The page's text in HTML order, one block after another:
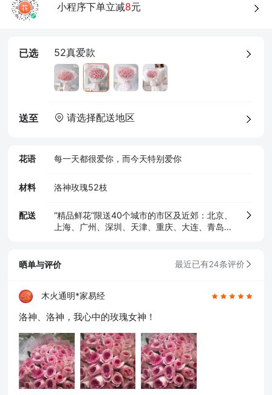
小程序下单立减8元
已选 52真爱款
送至 请选择配送地区
花语 每一天都很爱你，而今天特别爱你
材料 洛神玫瑰52枝
配送
“精品鲜花”限送40个城市的市区及近郊：北京、
上海、广州、深圳、天津、重庆、大连、青岛、
特、沈阳、长春、哈尔滨、南京、杭州、合肥、
乌鲁木齐）
晒单与评价 最近已有24条评价
木火通明*家易经
洛神、洛神，我心中的玫瑰女神！